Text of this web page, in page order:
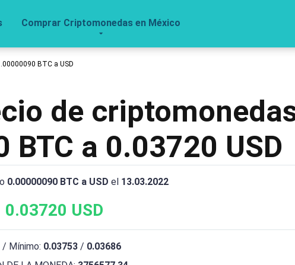
Comprar Criptomonedas en México
BTC a USD
de
BTC a 0.03720 USD
0.00000090 BTC a USD el 13.03.2022
USD
Mínimo: 0.03753/ 0.03686